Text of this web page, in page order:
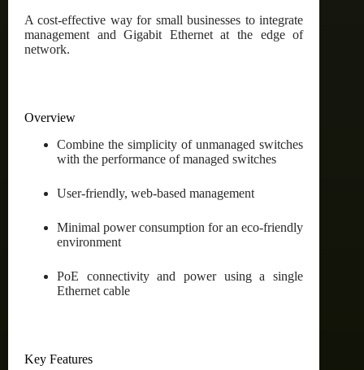
A cost-effective way for small businesses to integrate
management and Gigabit Ethernet at the edge of
network.
Overview
Combine the simplicity of unmanaged switches
with the performance of managed switches
User-friendly, web-based management
Minimal power consumption for an eco-friendly
environment
PoE connectivity and power using a single
Ethernet cable
Key Features